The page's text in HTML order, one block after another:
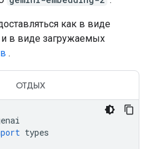
как в виде
в виде загружаемых
.
ОТДЫХ
types